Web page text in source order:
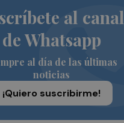
al canal
de Whatsapp
al día de las últimas
noticias
¡Quiero suscribirme!